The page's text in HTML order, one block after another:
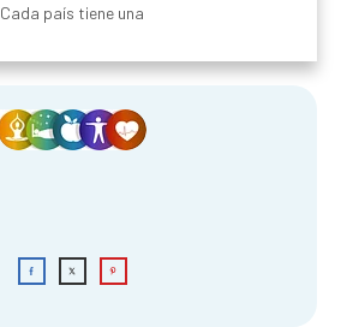
Cada país tiene una